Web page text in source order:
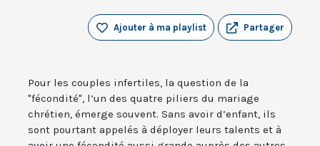
Partager
Ajouter à ma playlist
Pour les couples infertiles, la question de la
"fécondité", l’un des quatre piliers du mariage
chrétien, émerge souvent. Sans avoir d’enfant, ils
sont pourtant appelés à déployer leurs talents et à